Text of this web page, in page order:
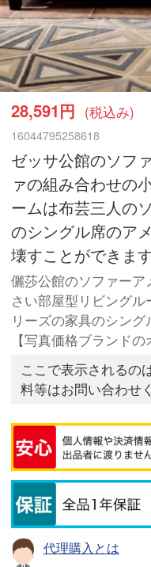
28,591円 (税込み)
16044795258618
ゼッサ公館のソフ
ァの組み合わせの
ームは布芸三人の
のシングル席のア
壊すことができます
儷莎公館のソファー
さい部屋型リビング
リーズの家具のシン
【写真価格ブランド
ここで表示されるの
料等はお問い合わせ
代理購入とは